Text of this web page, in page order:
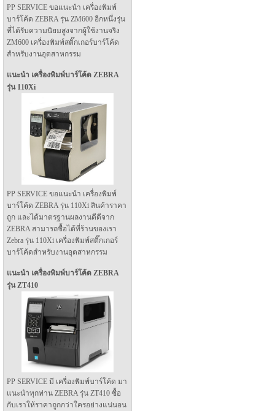
PP SERVICE ขอแนะนำ เครื่องพิมพ์
บาร์โค้ด ZEBRA รุ่น ZM600 อีกหนึ่งรุ่น
ที่ได้รับความนิยมสูงจากผู้ใช้งานจริง
ZM600 เครื่องพิมพ์สติ๊กเกอร์บาร์โค้ด
สำหรับงานอุตสาหกรรม
แนะนำ เครื่องพิมพ์บาร์โค้ด ZEBRA
รุ่น 110Xi
PP SERVICE ขอแนะนำ เครื่องพิมพ์
บาร์โค้ด ZEBRA รุ่น 110Xi สินค้าราคา
ถูก และได้มาตรฐานผลงานดีดีจาก
ZEBRA สามารถซื้อได้ที่ร้านของเรา
Zebra รุ่น 110Xi เครื่องพิมพ์สติ๊กเกอร์
บาร์โค้ดสำหรับงานอุตสาหกรรม
แนะนำ เครื่องพิมพ์บาร์โค้ด ZEBRA
รุ่น ZT410
PP SERVICE มี เครื่องพิมพ์บาร์โค้ด มา
แนะนำทุกท่าน ZEBRA รุ่น ZT410 ซื้อ
กับเราให้ราคาถูกกว่าใครอย่างแน่นอน